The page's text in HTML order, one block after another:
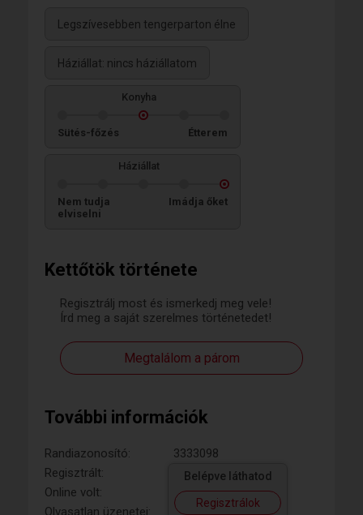
Kettőtök története
Regisztrálj most és ismerkedj meg vele!
Írd meg a saját szerelmes történetedet!
Megtalálom a párom
További információk
Randiazonosító:
3333098
Regisztrált:
Online volt:
Olvasatlan üzenetei:
Belépve láthatod
Regisztrálok
Legszívesebben tengerparton élne
Háziállat: nincs háziállatom
Konyha
Sütés-főzés Étterem
Háziállat
Nem tudja
elviselni
Imádja őket